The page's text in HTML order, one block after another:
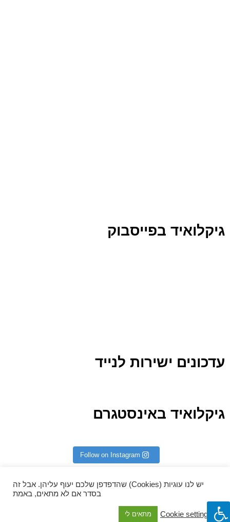
גיקלואיד בפייסבוק
עדכונים ישירות לנייד
גיקלואיד באינסטגרם
Follow on Instagram
Join the Conversation
יש לנו עוגיות (Cookies) שהדפדפן שלכם יעוף עליהן. אבל זה
בסדר אם לא מתאים, באמת
Cookie settings מתאים לי